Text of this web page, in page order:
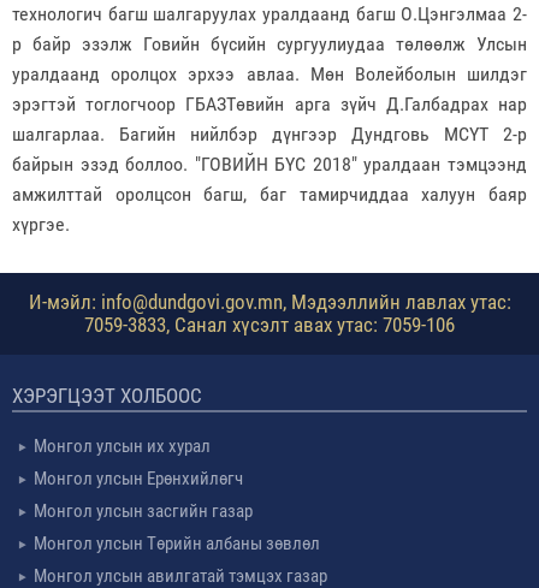
технологич багш шалгаруулах уралдаанд багш О.Цэнгэлмаа 2-
р байр эзэлж Говийн бүсийн сургуулиудаа төлөөлж Улсын
уралдаанд оролцох эрхээ авлаа. Мөн Волейболын шилдэг
эрэгтэй тоглогчоор ГБАЗТөвийн арга зүйч Д.Галбадрах нар
шалгарлаа. Багийн нийлбэр дүнгээр Дундговь МСҮТ 2-р
байрын эзэд боллоо. "ГОВИЙН БҮС 2018" уралдаан тэмцээнд
амжилттай оролцсон багш, баг тамирчиддаа халуун баяр
хүргэе.
И-мэйл: info@dundgovi.gov.mn, Мэдээллийн лавлах утас:
7059-3833, Санал хүсэлт авах утас: 7059-106
ХЭРЭГЦЭЭТ ХОЛБООС
Монгол улсын их хурал
Монгол улсын Ерөнхийлөгч
Монгол улсын засгийн газар
Монгол улсын Төрийн албаны зөвлөл
Монгол улсын авилгатай тэмцэх газар